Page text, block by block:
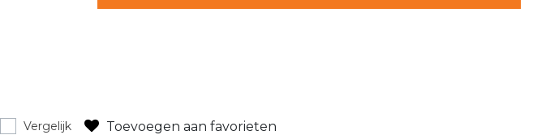
Vergelijk Toevoegen aan favorieten